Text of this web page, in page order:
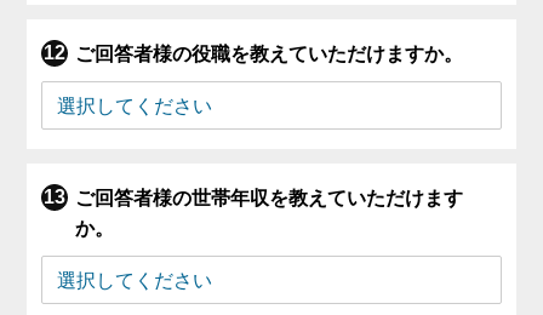
ご回答者様の役職を教えていただけますか。
ご回答者様の世帯年収を教えていただけます
か。